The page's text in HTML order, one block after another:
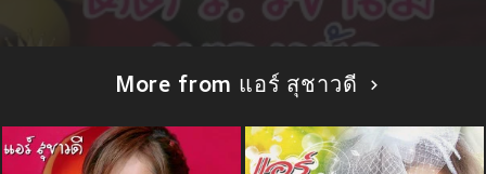
More from แอร์ สุชาวดี